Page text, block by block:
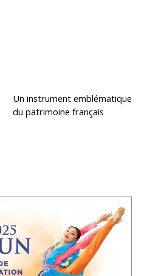
Un instrument emblématique
du patrimoine français